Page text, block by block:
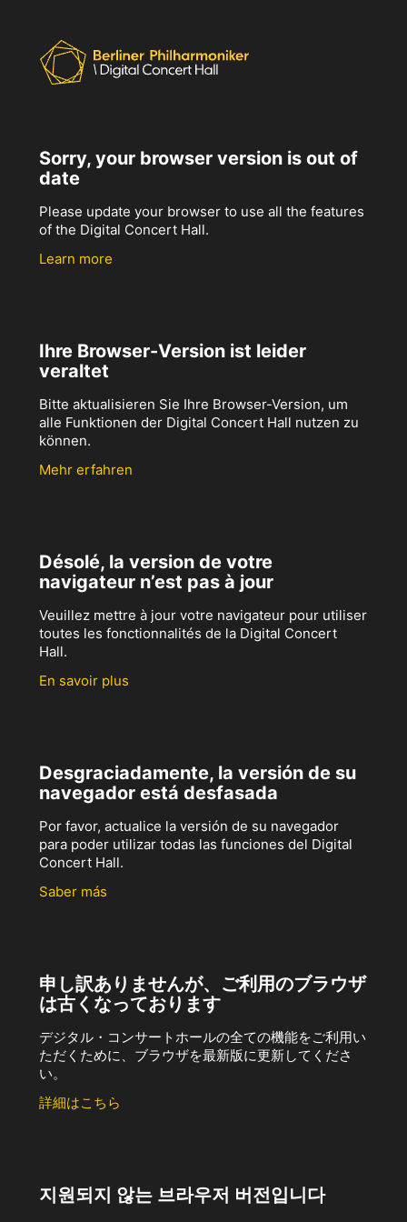
Sorry, your browser version is out of
date
Please update your browser to use all the features
of the Digital Concert Hall.
Learn more
Ihre Browser-Version ist leider
veraltet
Bitte aktualisieren Sie Ihre Browser-Version, um
alle Funktionen der Digital Concert Hall nutzen zu
können.
Mehr erfahren
Désolé, la version de votre
navigateur n’est pas à jour
Veuillez mettre à jour votre navigateur pour utiliser
toutes les fonctionnalités de la Digital Concert
Hall.
En savoir plus
Desgraciadamente, la versión de su
navegador está desfasada
Por favor, actualice la versión de su navegador
para poder utilizar todas las funciones del Digital
Concert Hall.
Saber más
申し訳ありませんが、ご利用のブラウザ
は古くなっております
デジタル・コンサートホールの全ての機能をご利用い
ただくために、ブラウザを最新版に更新してくださ
い。
詳細はこちら
지원되지 않는 브라우저 버전입니다